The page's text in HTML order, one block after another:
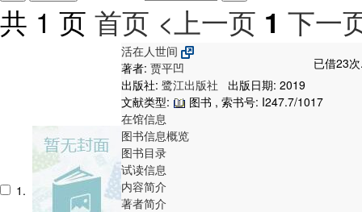
共 1 页 首页 <上一页 1 下一
1.
活在人世间
已借23
著者: 贾平凹
出版社: 鹭江出版社
出版日期: 2019
文献类型:
图书 , 索书号: I247.7/1017
在馆信息
图书信息概览
图书目录
试读信息
内容简介
著者简介